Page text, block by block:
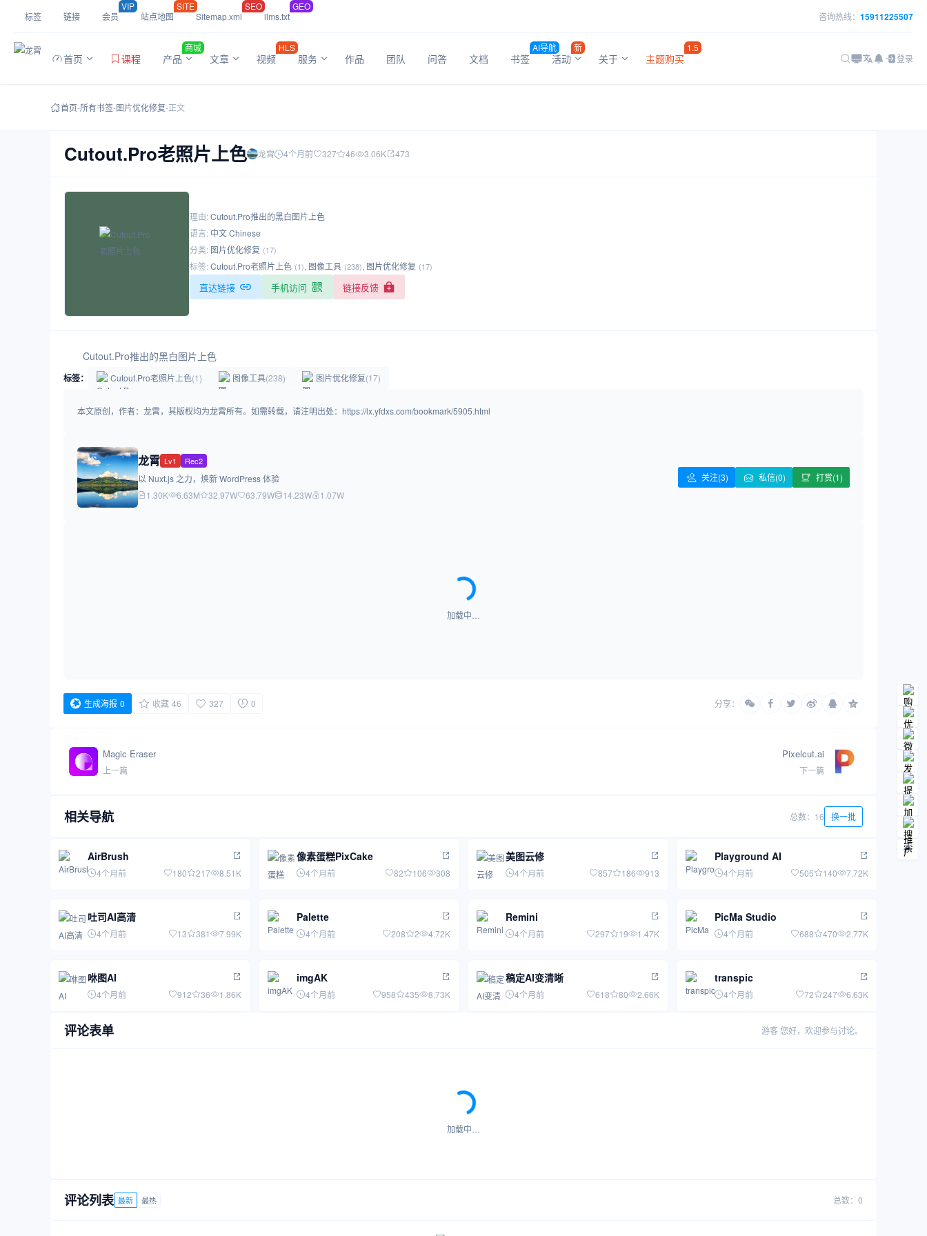
标签 链接 会员
VIP
站点地图
SITE
Sitemap.xml
SEO
llms.txt
GEO
咨询热线： 15911225507
首页 课程 产品
商城
文章 视频
HLS
服务 作品 团队 问答 文档 书签
AI导航
活动
新
关于 主题购买
1.5
登录
首页-所有书签-图片优化修复-正文
Cutout.Pro老照片上色 龙霄 4个月前 327 46 3.06K 473
理由:Cutout.Pro推出的黑白图片上色
语言: 中文 Chinese
分类: 图片优化修复 (17)
标签:Cutout.Pro老照片上色 (1), 图像工具 (238), 图片优化修复 (17)
直达链接 手机访问 链接反馈
Cutout.Pro推出的黑白图片上色
标签： Cutout.Pro老照片上色(1) 图像工具(238) 图片优化修复(17)
本文原创，作者：龙霄，其版权均为龙霄所有。如需转载，请注明出处：https://lx.yfdxs.com/bookmark/5905.html
龙霄 Lv1 Rec2
以 Nuxt.js 之力，焕新 WordPress 体验
1.30K
6.63M 32.97W 63.79W 14.23W 1.07W
关注(3) 私信(0) 打赏(1)
加载中…
生成海报 0 收藏 46 327 0 分享：
Magic Eraser
上一篇
Pixelcut.ai
下一篇
相关导航 总数：16 换一批
AirBrush
4个月前 180 217 8.51K
像素蛋糕PixCake
4个月前 82 106 308
美图云修
4个月前 857 186 913
Playground AI
4个月前 505 140 7.72K
吐司AI高清
4个月前 13 381 7.99K
Palette
4个月前 208 2 4.72K
Remini
4个月前 297 19 1.47K
PicMa Studio
4个月前 688 470 2.77K
咻图AI
4个月前 912 36 1.86K
imgAK
4个月前 958 435 8.73K
稿定AI变清晰
4个月前 618 80 2.66K
transpic
4个月前 72 247 6.63K
评论表单 游客 您好，欢迎参与讨论。
加载中…
评论列表 最新 最热 总数：0